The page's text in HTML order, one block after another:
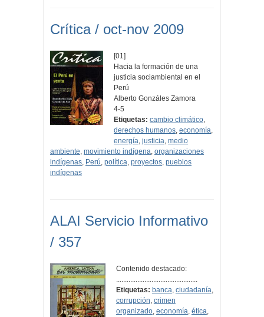
Crítica / oct-nov 2009
[01]
Hacia la formación de una
justicia sociambiental en el
Perú
Alberto Gonzáles Zamora
4-5
Etiquetas: cambio climático,
derechos humanos,economía,
energía,justicia,medio
ambiente, movimiento indígena, organizaciones
indígenas, Perú, política, proyectos, pueblos
indígenas
ALAI Servicio Informativo
/ 357
Contenido destacado:
..............................................
Etiquetas: banca, ciudadanía,
corrupción, crimen
organizado, economía, ética,